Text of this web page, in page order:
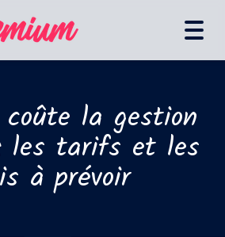
coûte la gestion
les tarifs et les
à prévoir